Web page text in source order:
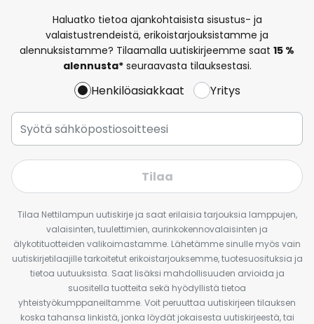
Haluatko tietoa ajankohtaisista sisustus- ja
valaistustrendeistä, erikoistarjouksistamme ja
alennuksistamme? Tilaamalla uutiskirjeemme saat 15 %
alennusta*seuraavasta tilauksestasi.
Henkilöasiakkaat Yritys
Tilaa
Tilaa Nettilampun uutiskirje ja saat erilaisia tarjouksia lamppujen,
valaisinten, tuulettimien, aurinkokennovalaisinten ja
älykotituotteiden valikoimastamme. Lähetämme sinulle myös vain
uutiskirjetilaajille tarkoitetut erikoistarjouksemme, tuotesuosituksia ja
tietoa uutuuksista. Saat lisäksi mahdollisuuden arvioida ja
suositella tuotteita sekä hyödyllistä tietoa
yhteistyökumppaneiltamme. Voit peruuttaa uutiskirjeen tilauksen
koska tahansa linkistä, jonka löydät jokaisesta uutiskirjeestä, tai